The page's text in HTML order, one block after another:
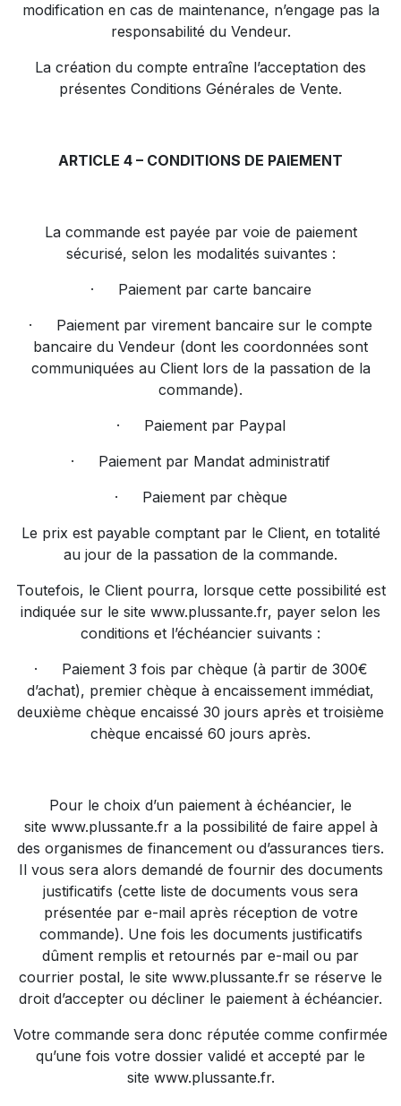
modification en cas de maintenance, n’engage pas la
responsabilité du Vendeur.
La création du compte entraîne l’acceptation des
présentes Conditions Générales de Vente.
ARTICLE 4 – CONDITIONS DE PAIEMENT
La commande est payée par voie de paiement
sécurisé, selon les modalités suivantes :
·
Paiement par carte bancaire
·
Paiement par virement bancaire sur le compte
bancaire du Vendeur (dont les coordonnées sont
communiquées au Client lors de la passation de la
commande).
·
Paiement par Paypal
·
Paiement par Mandat administratif
·
Paiement par chèque
Le prix est payable comptant par le Client, en totalité
au jour de la passation de la commande.
Toutefois, le Client pourra, lorsque cette possibilité est
indiquée sur le site www.plussante.fr, payer selon les
conditions et l’échéancier suivants :
·
Paiement 3 fois par chèque (à partir de 300€
d’achat), premier chèque à encaissement immédiat,
deuxième chèque encaissé 30 jours après et troisième
chèque encaissé 60 jours après.
Pour le choix d’un paiement à échéancier, le
site www.plussante.fra la possibilité de faire appel à
des organismes de financement ou d’assurances tiers.
Il vous sera alors demandé de fournir des documents
justificatifs (cette liste de documents vous sera
présentée par e-mail après réception de votre
commande). Une fois les documents justificatifs
dûment remplis et retournés par e-mail ou par
courrier postal, le site www.plussante.fr se réserve le
droit d’accepter ou décliner le paiement à échéancier.
Votre commande sera donc réputée comme confirmée
qu’une fois votre dossier validé et accepté par le
site www.plussante.fr.